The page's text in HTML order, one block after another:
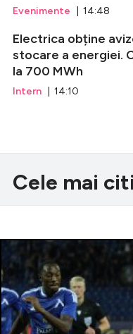
Evenimente | 14:48
Electrica obține
stocare a energiei.
la 700 MWh
Intern | 14:10
Cele mai